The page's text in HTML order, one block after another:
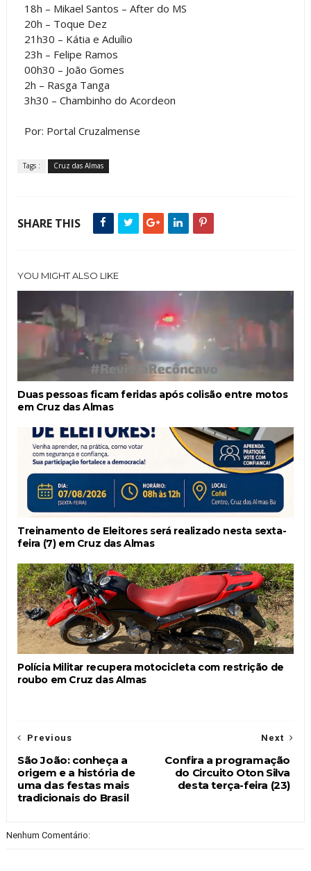
18h – Mikael Santos – After do MS
20h – Toque Dez
21h30 – Kátia e Aduílio
23h – Felipe Ramos
00h30 – João Gomes
2h – Rasga Tanga
3h30 – Chambinho do Acordeon
Por: Portal Cruzalmense
Tags : Cruz das Almas
SHARE THIS
YOU MIGHT ALSO LIKE
Duas pessoas ficam feridas após colisão entre motos
em Cruz das Almas
Treinamento de Eleitores será realizado nesta sexta-
feira (7) em Cruz das Almas
Polícia Militar recupera motocicleta com restrição de
roubo em Cruz das Almas
Next
Confira a programação
do Circuito Oton Silva
desta terça-feira (23)
Previous
São João: conheça a
origem e a história de
uma das festas mais
tradicionais do Brasil
Nenhum Comentário: